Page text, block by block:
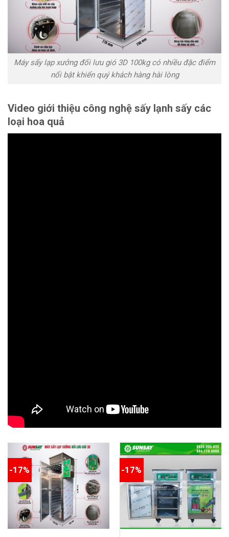
Máy sấy lạp xưởng đối lưu gió 3D 100kg có nhiều đặc điểm
nổi bật khiến quý khách hàng hài lòng
Video giới thiệu công nghệ sấy lạnh sấy các
loại hoa quả
-17% -17%